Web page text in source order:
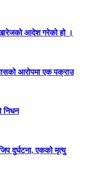
आदेश गरेको हो ।
आरोपमा एक पक्राउ
निधन
दुर्घटना, एकको मृत्यु